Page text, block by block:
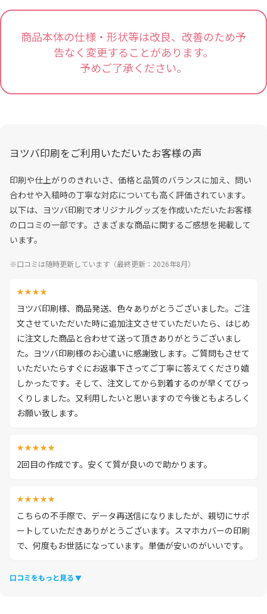
商品本体の仕様・形状等は改良、改善のため予
告なく変更することがあります。
予めご了承ください。
ヨツバ印刷をご利用いただいたお客様の声
印刷や仕上がりのきれいさ、価格と品質のバランスに加え、問い
合わせや入稿時の丁寧な対応についても高く評価されています。
以下は、ヨツバ印刷でオリジナルグッズを作成いただいたお客様
の口コミの一部です。さまざまな商品に関するご感想を掲載して
います。
※口コミは随時更新しています（最終更新：2026年8月）
★★★★
ヨツバ印刷様、商品発送、色々ありがとうございました。ご注
文させていただいた時に追加注文させていただいたら、はじめ
に注文した商品と合わせて送って頂きありがとうございまし
た。ヨツバ印刷様のお心遣いに感謝致します。ご質問もさせて
いただいたらすぐにお返事下さってご丁寧に答えてくださり嬉
しかったです。そして、注文してから到着するのが早くてびっ
くりしました。又利用したいと思いますので今後ともよろしく
お願い致します。
★★★★★
2回目の作成です。安くて質が良いので助かります。
★★★★★
こちらの不手際で、データ再送信になりましたが、親切にサポ
ートしていただきありがとうございます。スマホカバーの印刷
で、何度もお世話になっています。単価が安いのがいいです。
口コミをもっと見る